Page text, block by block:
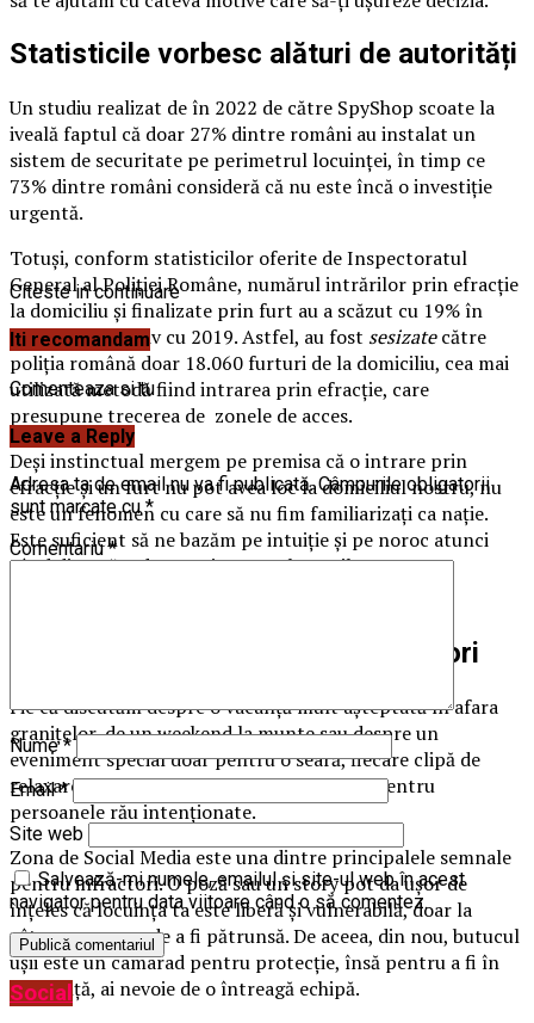
Statisticile vorbesc alături de autorități
Un studiu realizat de în 2022 de către SpyShop scoate la
iveală faptul că doar 27% dintre români au instalat un
sistem de securitate pe perimetrul locuinței, în timp ce
73% dintre români consideră că nu este încă o investiție
urgentă.
Totuși, conform statisticilor oferite de Inspectoratul
General al Poliției Române, numărul intrărilor prin efracție
la domiciliu și finalizate prin furt au a scăzut cu 19% în
2020, comparativ cu 2019. Astfel, au fost sesizatecătre
poliția română doar 18.060 furturi de la domiciliu, cea mai
utilizată metodă fiind intrarea prin efracție, care
presupune trecerea de zonele de acces.
Deși instinctual mergem pe premisa că o intrare prin
efracție și un furt nu pot avea loc la domiciliul nostru, nu
este un fenomen cu care să nu fim familiarizați ca nație.
Este suficient să ne bazăm pe intuiție și pe noroc atunci
când discutăm despre siguranța bunurilor nostre?
semnalul de alarmă pentru infractori
Fie că discutăm despre o vacanță mult așteptată în afara
granițelor, de un weekend la munte sau despre un
eveniment special doar pentru o seară, fiecare clipă de
relaxare poate reprezenta o oportunitate pentru
persoanele rău intenționate.
Zona de Social Media este una dintre principalele semnale
pentru infractori. O poză sau un story pot da ușor de
înțeles că locuința ta este liberă și vulnerabilă, doar la
câteva manevre de a fi pătrunsă. De aceea, din nou, butucul
ușii este un camarad pentru protecție, însă pentru a fi în
siguranță, ai nevoie de o întreagă echipă.
Citeste in continuare
Iti recomandam
Comenteaza si tu
Leave a Reply
Adresa ta de email nu va fi publicată. Câmpurile obligatorii
sunt marcate cu*
Comentariu*
Nume*
Email*
Site web
Salvează-mi numele, emailul și site-ul web în acest
navigator pentru data viitoare când o să comentez.
Social